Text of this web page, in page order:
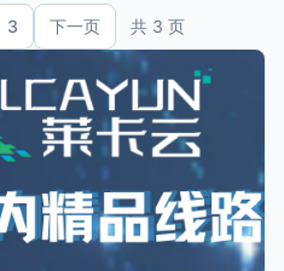
3 下一页 共 3 页